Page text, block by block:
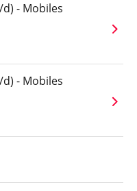
- Mobiles
- Mobiles